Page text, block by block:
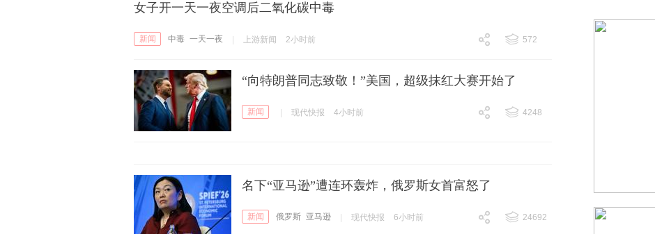
女子开一天一夜空调后二氧化碳中毒
新闻 中毒 一天一夜 上游新闻 2小时前
572
“向特朗普同志致敬！”美国，超级抹红大赛开始了
新闻 现代快报 4小时前
4248
名下“亚马逊”遭连环轰炸，俄罗斯女首富怒了
新闻 俄罗斯 亚马逊 现代快报 6小时前
24692